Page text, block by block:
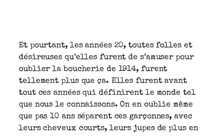
Et pourtant, les années 20, toutes folles et
désireuses qu’elles furent de s’amuser pour
oublier la boucherie de 1914, furent
tellement plus que ça. Elles furent avant
tout ces années qui définirent le monde tel
que nous le connaissons. On en oublie même
que pas 10 ans séparent ces garçonnes, avec
leurs cheveux courts, leurs jupes de plus en